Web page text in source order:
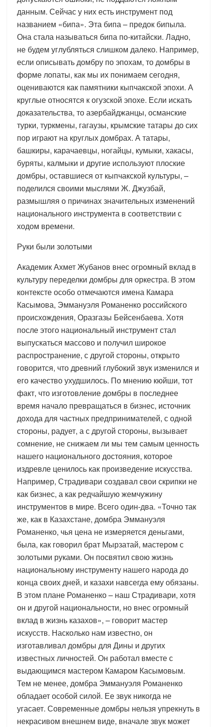
данным. Сейчас у них есть инструмент под
названием «бипа». Эта бипа – предок бипыла.
Она стала называться бипа по-китайски. Ладно,
не будем углубляться слишком далеко. Например,
если описывать домбру по эпохам, то домбры в
форме лопаты, как мы их понимаем сегодня,
оцениваются как памятники кыпчакской эпохи. А
круглые относятся к огузской эпохе. Если искать
доказательства, то азербайджанцы, османские
турки, туркмены, гагаузы, крымские татары до сих
пор играют на круглых домбрах. А татары,
башкиры, карачаевцы, ногайцы, кумыки, хакасы,
буряты, калмыки и другие используют плоские
домбры, оставшиеся от кыпчакской культуры, –
поделился своими мыслями Ж. Джузбай,
размышляя о причинах значительных изменений
национального инструмента в соответствии с
ходом времени.
Руки были золотыми
Академик Ахмет Жубанов внес огромный вклад в
культуру переделки домбры для оркестра. В этом
контексте особо отмечаются имена Камара
Касымова, Эммануэля Романенко российского
происхождения, Оразгазы Бейсенбаева. Хотя
после этого национальный инструмент стал
выпускаться массово и получил широкое
распространение, с другой стороны, открыто
говорится, что древний глубокий звук изменился и
его качество ухудшилось. По мнению кюйши, тот
факт, что изготовление домбры в последнее
время начало превращаться в бизнес, источник
дохода для частных предпринимателей, с одной
стороны, радует, а с другой стороны, вызывает
сомнение, не снижаем ли мы тем самым ценность
нашего национального достояния, которое
издревле ценилось как произведение искусства.
Например, Страдивари создавал свои скрипки не
как бизнес, а как редчайшую жемчужину
инструментов в мире. Всего один-два. «Точно так
же, как в Казахстане, домбра Эммануэля
Романенко, чья цена не измеряется деньгами,
была, как говорил брат Мырзатай, мастером с
золотыми руками. Он посвятил свою жизнь
национальному инструменту нашего народа до
конца своих дней, и казахи навсегда ему обязаны.
В этом плане Романенко – наш Страдивари, хотя
он и другой национальности, но внес огромный
вклад в жизнь казахов», – говорит мастер
искусств. Насколько нам известно, он
изготавливал домбры для Дины и других
известных личностей. Он работал вместе с
выдающимся мастером Камаром Касымовым.
Тем не менее, домбра Эммануэля Романенко
обладает особой силой. Ее звук никогда не
угасает. Современные домбры нельзя упрекнуть в
некрасивом внешнем виде, вначале звук может